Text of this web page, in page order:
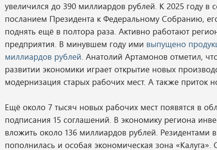
увеличился до 390 миллиардов рублей. К 2025 году в
посланием Президента к Федеральному Собранию,
поднять ещё в полтора раза. Активно работают
предприятия. В минувшем году ими выпущено
миллиардов рублей . Анатолий Артамонов отметил,
развитии экономики играет открытие новых
модернизация старых рабочих мест. А также приток
Ещё около 7 тысяч новых рабочих мест появятся в
подписания 15 соглашений. В экономику региона
вложить около 136 миллиардов рублей. Резидентами
пополнилась и особая экономическая зона